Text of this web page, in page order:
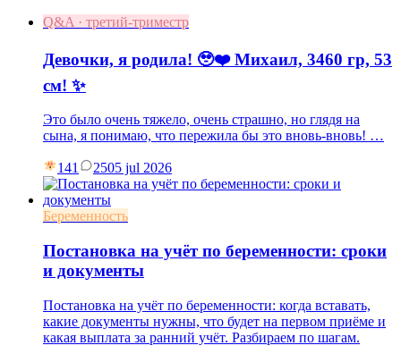
Q&A · третий-триместр
Девочки, я родила! 🥹❤️ Михаил, 3460 гр, 53
см! ✨
Это было очень тяжело, очень страшно, но глядя на
сына, я понимаю, что пережила бы это вновь-вновь! …
141 2505 jul 2026
Беременность
Постановка на учёт по беременности: сроки
и документы
Постановка на учёт по беременности: когда вставать,
какие документы нужны, что будет на первом приёме и
какая выплата за ранний учёт. Разбираем по шагам.